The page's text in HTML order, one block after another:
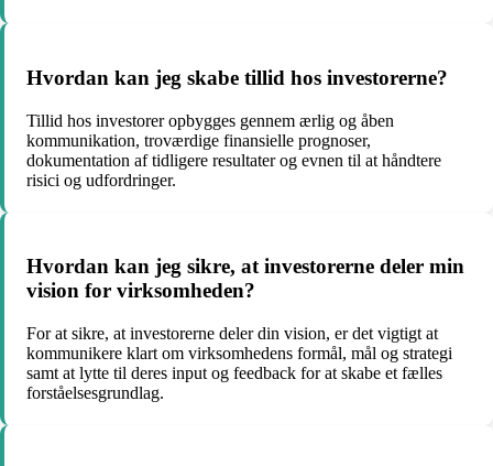
Hvordan kan jeg skabe tillid hos investorerne?
Tillid hos investorer opbygges gennem ærlig og åben
kommunikation, troværdige finansielle prognoser,
dokumentation af tidligere resultater og evnen til at håndtere
risici og udfordringer.
Hvordan kan jeg sikre, at investorerne deler min
vision for virksomheden?
For at sikre, at investorerne deler din vision, er det vigtigt at
kommunikere klart om virksomhedens formål, mål og strategi
samt at lytte til deres input og feedback for at skabe et fælles
forståelsesgrundlag.